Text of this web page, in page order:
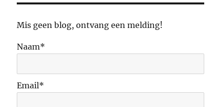
Mis geen blog, ontvang een melding!
Naam*
Email*